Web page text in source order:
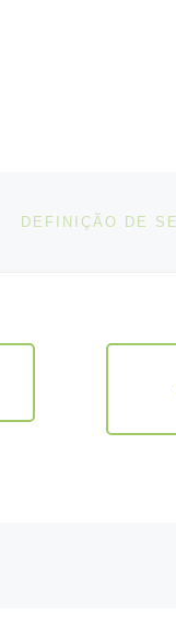
DE ARTIGOS